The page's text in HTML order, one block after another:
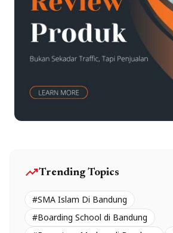
trending_upTrending Topics
#SMA Islam Di Bandung
#Boarding School di Bandung